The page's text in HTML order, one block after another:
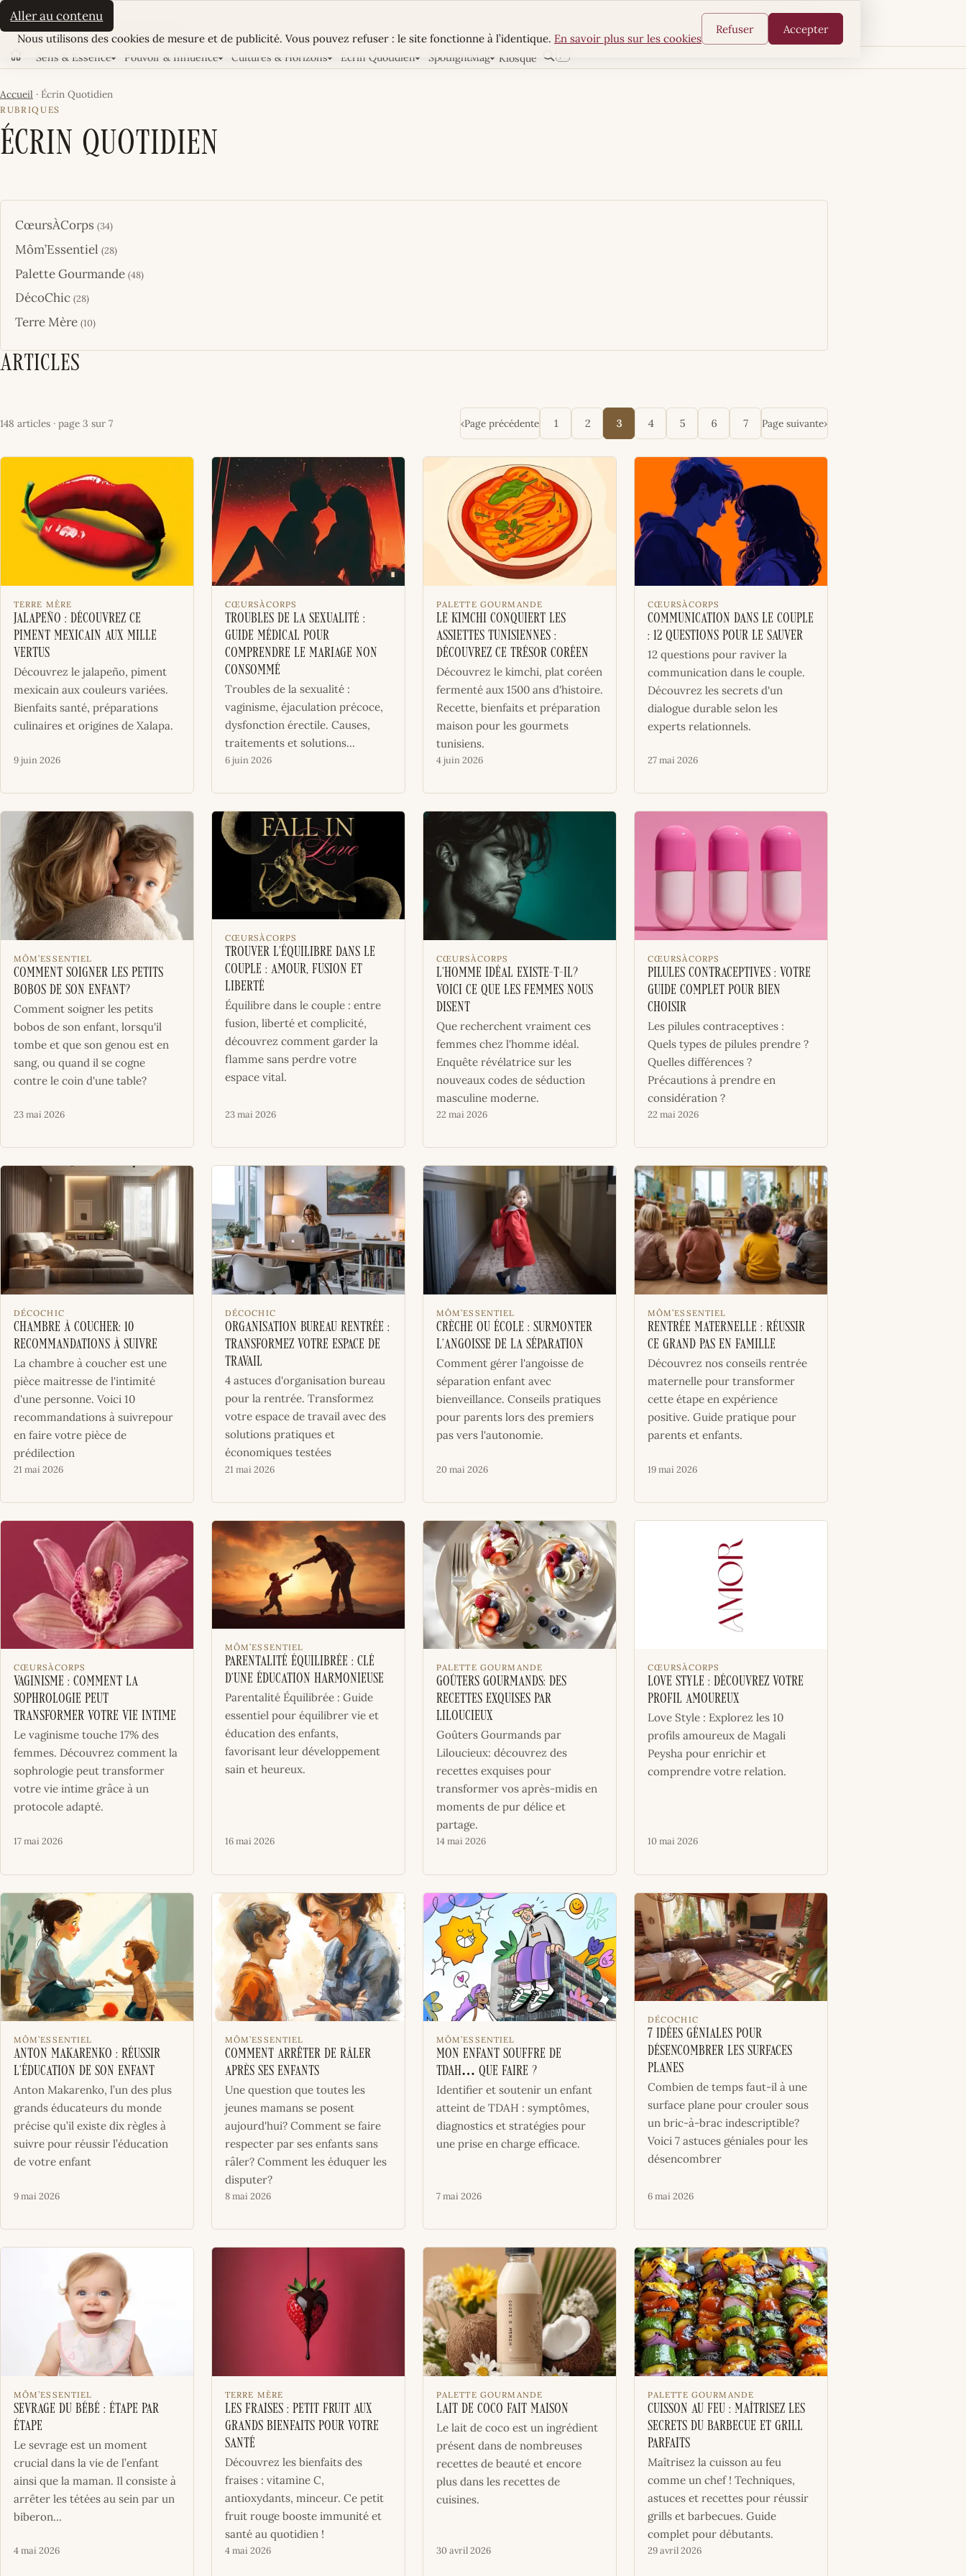
Aller au contenu
La Sultane
LE MAGAZINE FÉMININ TUNISIEN
AccueilSens & Essence Pouvoir & Influence Cultures & Horizons Écrin Quotidien SpotlightMag Kiosque Rechercher
Accueil · Écrin Quotidien
RUBRIQUES
Écrin Quotidien
CœursÀCorps (34)
Môm’Essentiel (28)
Palette Gourmande (48)
DécoChic (28)
Terre Mère (10)
Articles
148 articles · page 3 sur 7 ‹Page précédente 1 2 3 4 5 6 7 Page suivante›
TERRE MÈRE
Jalapeño : découvrez ce
piment mexicain aux mille
vertus
Découvrez le jalapeño, piment
mexicain aux couleurs variées.
Bienfaits santé, préparations
culinaires et origines de Xalapa.
9 juin 2026
CŒURSÀCORPS
Troubles de la sexualité :
guide médical pour
comprendre le mariage non
consommé
Troubles de la sexualité :
vaginisme, éjaculation précoce,
dysfonction érectile. Causes,
traitements et solutions...
6 juin 2026
PALETTE GOURMANDE
Le kimchi conquiert les
assiettes tunisiennes :
découvrez ce trésor coréen
Découvrez le kimchi, plat coréen
fermenté aux 1500 ans d'histoire.
Recette, bienfaits et préparation
maison pour les gourmets
tunisiens.
4 juin 2026
CŒURSÀCORPS
Communication dans le couple
: 12 questions pour le sauver
12 questions pour raviver la
communication dans le couple.
Découvrez les secrets d'un
dialogue durable selon les
experts relationnels.
27 mai 2026
MÔM’ESSENTIEL
Comment soigner les petits
bobos de son enfant?
Comment soigner les petits
bobos de son enfant, lorsqu'il
tombe et que son genou est en
sang, ou quand il se cogne
contre le coin d'une table?
23 mai 2026
CŒURSÀCORPS
Trouver l’équilibre dans le
couple : amour, fusion et
liberté
Équilibre dans le couple : entre
fusion, liberté et complicité,
découvrez comment garder la
flamme sans perdre votre
espace vital.
23 mai 2026
CŒURSÀCORPS
L’Homme idéal existe-t-il?
Voici ce que les femmes nous
disent
Que recherchent vraiment ces
femmes chez l'homme idéal.
Enquête révélatrice sur les
nouveaux codes de séduction
masculine moderne.
22 mai 2026
CŒURSÀCORPS
Pilules contraceptives : votre
guide complet pour bien
choisir
Les pilules contraceptives :
Quels types de pilules prendre ?
Quelles différences ?
Précautions à prendre en
considération ?
22 mai 2026
DÉCOCHIC
Chambre à coucher: 10
recommandations à suivre
La chambre à coucher est une
pièce maitresse de l'intimité
d'une personne. Voici 10
recommandations à suivrepour
en faire votre pièce de
prédilection
21 mai 2026
DÉCOCHIC
Organisation bureau rentrée :
transformez votre espace de
travail
4 astuces d'organisation bureau
pour la rentrée. Transformez
votre espace de travail avec des
solutions pratiques et
économiques testées
21 mai 2026
MÔM’ESSENTIEL
Crèche ou école : surmonter
l’angoisse de la séparation
Comment gérer l'angoisse de
séparation enfant avec
bienveillance. Conseils pratiques
pour parents lors des premiers
pas vers l'autonomie.
20 mai 2026
MÔM’ESSENTIEL
Rentrée maternelle : réussir
ce grand pas en famille
Découvrez nos conseils rentrée
maternelle pour transformer
cette étape en expérience
positive. Guide pratique pour
parents et enfants.
19 mai 2026
CŒURSÀCORPS
Vaginisme : Comment la
Sophrologie peut
Transformer votre Vie Intime
Le vaginisme touche 17% des
femmes. Découvrez comment la
sophrologie peut transformer
votre vie intime grâce à un
protocole adapté.
17 mai 2026
MÔM’ESSENTIEL
Parentalité Équilibrée : Clé
d’une Éducation Harmonieuse
Parentalité Équilibrée : Guide
essentiel pour équilibrer vie et
éducation des enfants,
favorisant leur développement
sain et heureux.
16 mai 2026
PALETTE GOURMANDE
Goûters Gourmands: Des
Recettes Exquises par
Liloucieux
Goûters Gourmands par
Liloucieux: découvrez des
recettes exquises pour
transformer vos après-midis en
moments de pur délice et
partage.
14 mai 2026
CŒURSÀCORPS
Love Style : Découvrez votre
profil amoureux
Love Style : Explorez les 10
profils amoureux de Magali
Peysha pour enrichir et
comprendre votre relation.
10 mai 2026
MÔM’ESSENTIEL
Anton Makarenko : réussir
l’éducation de son enfant
Anton Makarenko, l’un des plus
grands éducateurs du monde
précise qu’il existe dix règles à
suivre pour réussir l’éducation
de votre enfant
9 mai 2026
MÔM’ESSENTIEL
Comment arrêter de râler
après ses enfants
Une question que toutes les
jeunes mamans se posent
aujourd'hui? Comment se faire
respecter par ses enfants sans
râler? Comment les éduquer les
disputer?
8 mai 2026
MÔM’ESSENTIEL
Mon enfant souffre de
TDAH… Que faire ?
Identifier et soutenir un enfant
atteint de TDAH : symptômes,
diagnostics et stratégies pour
une prise en charge efficace.
7 mai 2026
DÉCOCHIC
7 idées géniales pour
désencombrer les surfaces
planes
Combien de temps faut-il à une
surface plane pour crouler sous
un bric-à-brac indescriptible?
Voici 7 astuces géniales pour les
désencombrer
6 mai 2026
MÔM’ESSENTIEL
Sevrage du bébé : Étape par
étape
Le sevrage est un moment
crucial dans la vie de l’enfant
ainsi que la maman. Il consiste à
arrêter les tétées au sein par un
biberon...
4 mai 2026
TERRE MÈRE
Les fraises : petit fruit aux
grands bienfaits pour votre
santé
Découvrez les bienfaits des
fraises : vitamine C,
antioxydants, minceur. Ce petit
fruit rouge booste immunité et
santé au quotidien !
4 mai 2026
PALETTE GOURMANDE
Lait de coco fait maison
Le lait de coco est un ingrédient
présent dans de nombreuses
recettes de beauté et encore
plus dans les recettes de
cuisines.
30 avril 2026
PALETTE GOURMANDE
Cuisson au feu : maîtrisez les
secrets du barbecue et grill
parfaits
Maîtrisez la cuisson au feu
comme un chef ! Techniques,
astuces et recettes pour réussir
grills et barbecues. Guide
complet pour débutants.
29 avril 2026
Cookies
Nous utilisons des cookies de mesure et de publicité. Vous pouvez refuser : le site fonctionne à l’identique. En savoir plus sur les cookies
Refuser Accepter